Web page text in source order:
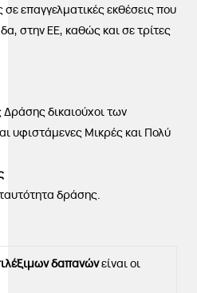
επαγγελματικές εκθέσεις που
στην ΕΕ, καθώς και σε τρίτες
δικαιούχοι των
υφιστάμενες Μικρές και Πολύ
δράσης.
δαπανώνείναι οι